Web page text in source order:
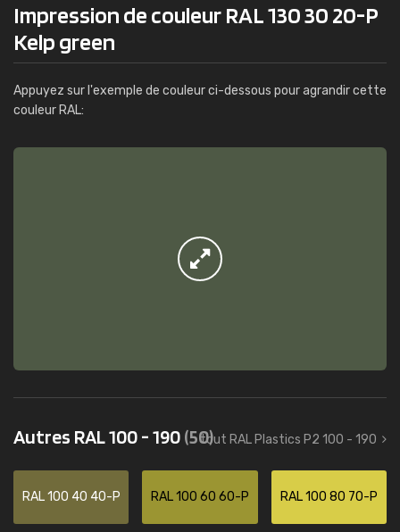
Impression de couleur RAL 130 30 20-P
Kelp green
Appuyez sur l'exemple de couleur ci-dessous pour agrandir cette
couleur RAL:
Autres RAL 100 - 190(50)tout RAL Plastics P2 100 - 190
RAL 100 40 40-P RAL 100 60 60-P RAL 100 80 70-P